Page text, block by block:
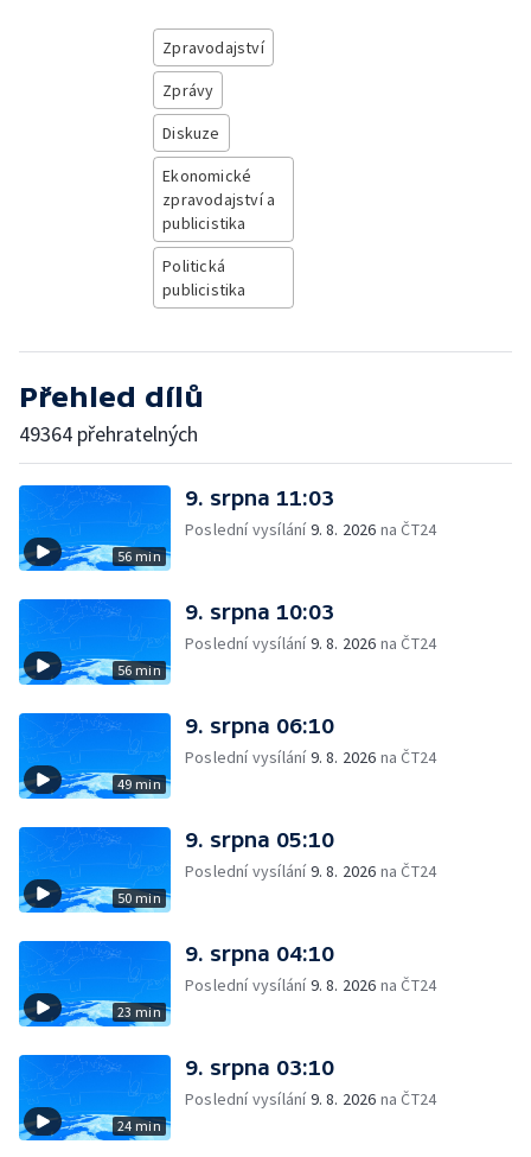
Zpravodajství
Zprávy
Diskuze
Ekonomické
zpravodajství a
publicistika
Politická
publicistika
Přehled dílů
49364 přehratelných
56 min
9. srpna 11:03
Poslední vysílání9. 8. 2026 na ČT24
56 min
9. srpna 10:03
Poslední vysílání9. 8. 2026 na ČT24
49 min
9. srpna 06:10
Poslední vysílání9. 8. 2026 na ČT24
50 min
9. srpna 05:10
Poslední vysílání9. 8. 2026 na ČT24
23 min
9. srpna 04:10
Poslední vysílání9. 8. 2026 na ČT24
24 min
9. srpna 03:10
Poslední vysílání9. 8. 2026 na ČT24